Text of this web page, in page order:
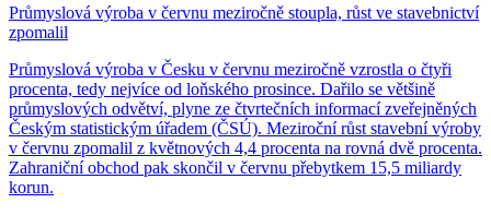
Průmyslová výroba v červnu meziročně stoupla, růst ve stavebnictví
zpomalil
Průmyslová výroba v Česku v červnu meziročně vzrostla o čtyři
procenta, tedy nejvíce od loňského prosince. Dařilo se většině
průmyslových odvětví, plyne ze čtvrtečních informací zveřejněných
Českým statistickým úřadem (ČSÚ). Meziroční růst stavební výroby
v červnu zpomalil z květnových 4,4 procenta na rovná dvě procenta.
Zahraniční obchod pak skončil v červnu přebytkem 15,5 miliardy
korun.